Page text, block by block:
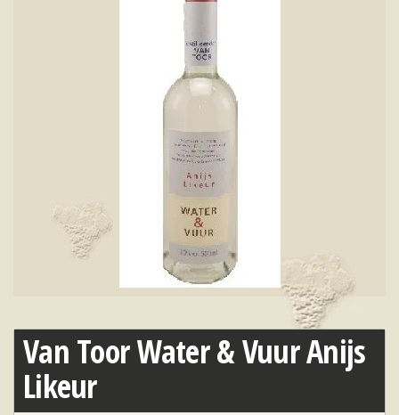
Van Toor Water & Vuur Anijs
Likeur